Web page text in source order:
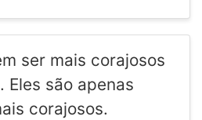
ser mais corajosos
Eles são apenas
corajosos.